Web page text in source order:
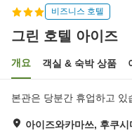
비즈니스 호텔
그린 호텔 아이즈
개요 객실 & 숙박 상품
본관은 당분간 휴업하고 있
아이즈와카마쓰, 후쿠시